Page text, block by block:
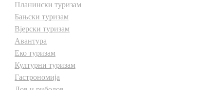
Планински туризам
Бањски туризам
Вјерски туризам
Авантура
Еко туризам
Културни туризам
Гастрономија